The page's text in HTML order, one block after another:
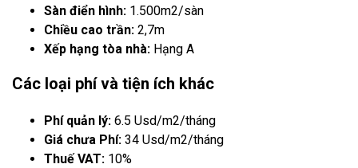
Sàn điển hình: 1.500m2/sàn
Chiều cao trần: 2,7m
Xếp hạng tòa nhà: Hạng A
Các loại phí và tiện ích khác
Phí quản lý: 6.5 Usd/m2/tháng
Giá chưa Phí: 34 Usd/m2/tháng
Thuế VAT: 10%